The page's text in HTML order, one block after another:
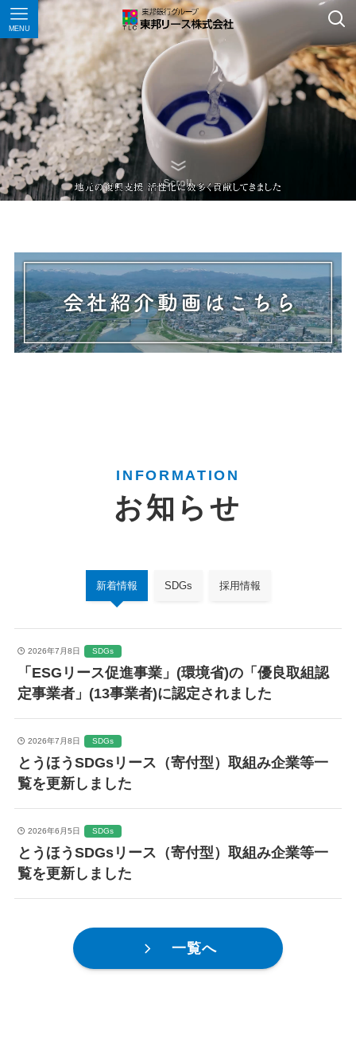
MENU
Scroll
INFORMATION
お知らせ
新着情報 SDGs 採用情報
2026年7月8日 SDGs
「ESGリース促進事業」(環境省)の「優良取組認
定事業者」(13事業者)に認定されました
2026年7月8日 SDGs
とうほうSDGsリース（寄付型）取組み企業等一
覧を更新しました
2026年6月5日 SDGs
とうほうSDGsリース（寄付型）取組み企業等一
覧を更新しました
一覧へ